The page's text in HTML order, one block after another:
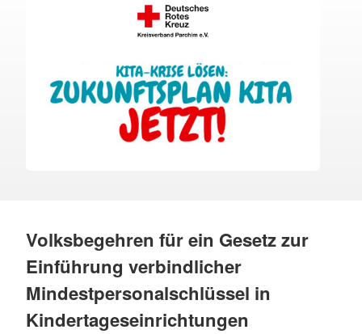
Volksbegehren für ein Gesetz zur
Einführung verbindlicher
Mindestpersonalschlüssel in
Kindertageseinrichtungen